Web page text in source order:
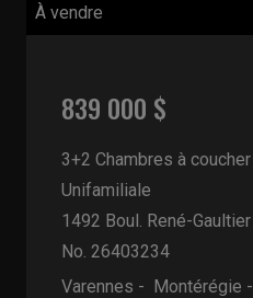
À vendre
839 000 $
3+2 Chambres à coucher
Unifamiliale
1492 Boul. René-Gaultier
No. 26403234
Varennes - Montérégie -